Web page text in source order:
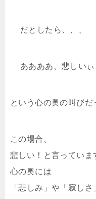
だとしたら、、、
ああああ、悲しいぃ
という心の奥の叫びだ
この場合、
悲しい！と言っていま
心の奥には
「悲しみ」や「寂し